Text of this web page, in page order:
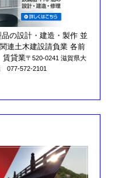
した。
ルが完了しました。
の設計・建造・製作 並
連土木建設請負業 各前
賃貸業〒520-0241 滋賀県大
077-572-2101